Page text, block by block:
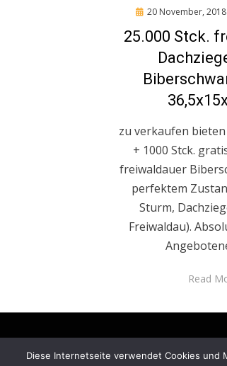
Posted
20 November, 2018
25.000 Stck.
zu verkaufen bieten
+ 1000 Stck.
freiwaldauer
perfektem
Sturm,
Freiwaldau).
Read
Diese Internetseite verwendet Cookies und